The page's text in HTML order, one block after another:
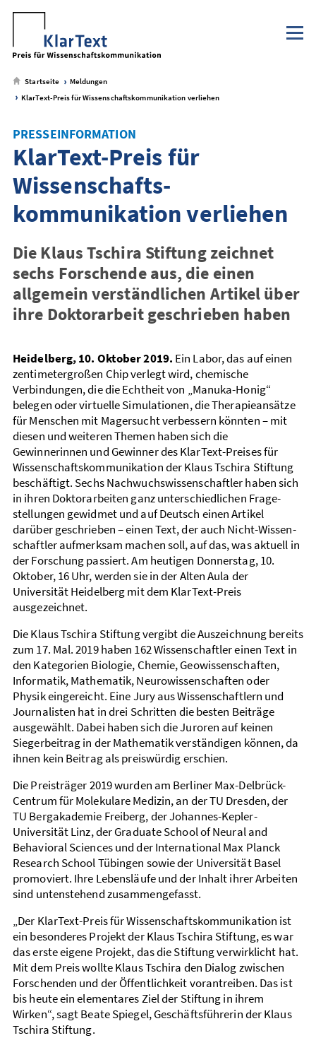
zum
Metamenü
zum
Hauptmenü
zum
Seiteninhalt
zum
Footer-
Menü
Startseite
Meldungen
KlarText-Preis für Wissenschafts­kommunikation verliehen
PRESSEINFORMATION
KlarText-Preis für
Wissenschafts­
kommunikation verliehen
Die Klaus Tschira Stiftung zeichnet
sechs Forschende aus, die einen
allgemein verständlichen Artikel über
ihre Doktorarbeit geschrieben haben
Heidelberg, 10. Oktober 2019. Ein Labor, das auf einen
zentimeter­großen Chip verlegt wird, chemische
Verbindungen, die die Echtheit von „Manuka-Honig“
belegen oder virtuelle Simulationen, die Therapie­ansätze
für Menschen mit Mager­sucht verbessern könnten – mit
diesen und weiteren Themen haben sich die
Gewinnerinnen und Gewinner des KlarText-Preises für
Wissen­schafts­kommunikation der Klaus Tschira Stiftung
beschäftigt. Sechs Nach­wuchs­wissen­schaftler haben sich
in ihren Doktor­arbeiten ganz unter­schiedlichen Frage­
stellungen gewidmet und auf Deutsch einen Artikel
darüber geschrieben – einen Text, der auch Nicht-Wissen­
schaftler aufmerksam machen soll, auf das, was aktuell in
der Forschung passiert. Am heutigen Donnerstag, 10.
Oktober, 16 Uhr, werden sie in der Alten Aula der
Universität Heidelberg mit dem KlarText-Preis
ausgezeichnet.
Die Klaus Tschira Stiftung vergibt die Auszeichnung bereits
zum 17. Mal. 2019 haben 162 Wissen­schaftler einen Text in
den Kategorien Biologie, Chemie, Geo­wissenschaften,
Informatik, Mathematik, Neuro­wissenschaften oder
Physik eingereicht. Eine Jury aus Wissen­schaftlern und
Journalisten hat in drei Schritten die besten Beiträge
ausgewählt. Dabei haben sich die Juroren auf keinen
Sieger­beitrag in der Mathematik verständigen können, da
ihnen kein Beitrag als preis­würdig erschien.
Die Preisträger 2019 wurden am Berliner Max-Delbrück-
Centrum für Molekulare Medizin, an der TU Dresden, der
TU Bergakademie Freiberg, der Johannes-Kepler-
Universität Linz, der Graduate School of Neural and
Behavioral Sciences und der International Max Planck
Research School Tübingen sowie der Universität Basel
promoviert. Ihre Lebensläufe und der Inhalt ihrer Arbeiten
sind untenstehend zusammen­gefasst.
„Der KlarText-Preis für Wissenschafts­kommunikation ist
ein besonderes Projekt der Klaus Tschira Stiftung, es war
das erste eigene Projekt, das die Stiftung verwirklicht hat.
Mit dem Preis wollte Klaus Tschira den Dialog zwischen
Forschenden und der Öffentlichkeit vorantreiben. Das ist
bis heute ein elementares Ziel der Stiftung in ihrem
Wirken“, sagt Beate Spiegel, Geschäfts­führerin der Klaus
Tschira Stiftung.